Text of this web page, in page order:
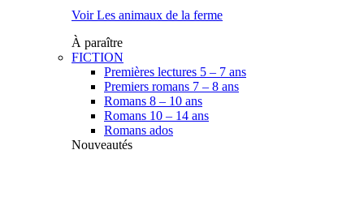
Voir Les animaux de la ferme
À paraître
FICTION
Premières lectures 5 – 7 ans
Premiers romans 7 – 8 ans
Romans 8 – 10 ans
Romans 10 – 14 ans
Romans ados
Nouveautés